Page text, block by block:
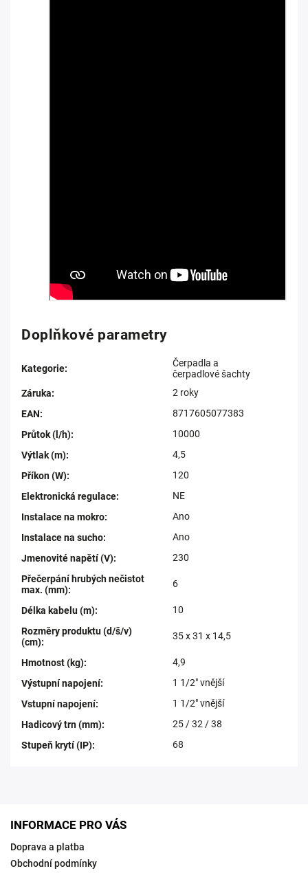
Doplňkové parametry
Kategorie:
Čerpadla a
čerpadlové šachty
Záruka:
2 roky
EAN:
8717605077383
Průtok (l/h):
10000
Výtlak (m):
4,5
Příkon (W):
120
Elektronická regulace:
NE
Instalace na mokro:
Ano
Instalace na sucho:
Ano
Jmenovité napětí (V):
230
Přečerpání hrubých nečistot
max. (mm):
6
Délka kabelu (m):
10
Rozměry produktu (d/š/v)
(cm):
35 x 31 x 14,5
Hmotnost (kg):
4,9
Výstupní napojení:
1 1/2" vnější
Vstupní napojení:
1 1/2" vnější
Hadicový trn (mm):
25 / 32 / 38
Stupeň krytí (IP): 68
INFORMACE PRO VÁS
Doprava a platba
Obchodní podmínky